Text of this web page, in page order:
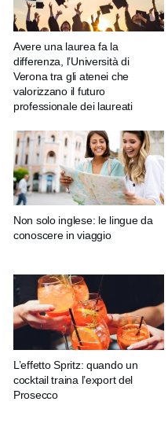
Avere una laurea fa la
differenza, l’Università di
Verona tra gli atenei che
valorizzano il futuro
professionale dei laureati
Non solo inglese: le lingue da
conoscere in viaggio
L’effetto Spritz: quando un
cocktail traina l’export del
Prosecco